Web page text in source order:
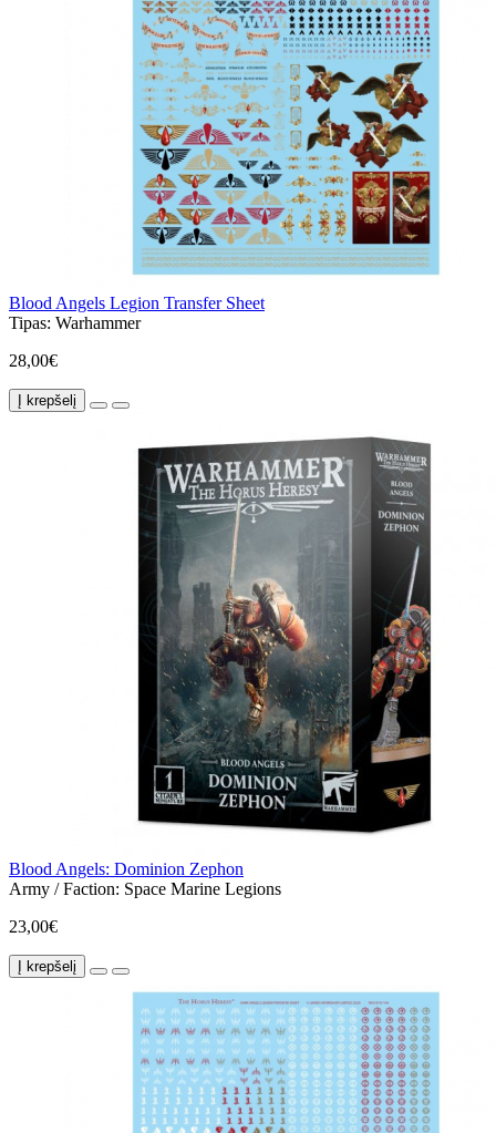
Blood Angels Legion Transfer Sheet
Tipas: Warhammer
28,00€
Į krepšelį
Blood Angels: Dominion Zephon
Army / Faction: Space Marine Legions
23,00€
Į krepšelį